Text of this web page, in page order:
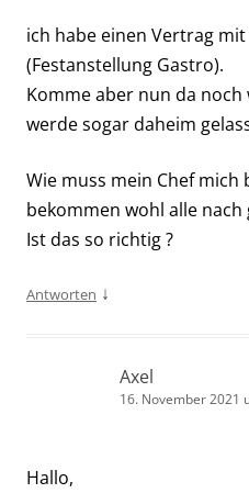
ich habe einen Vertrag mit
(Festanstellung Gastro).
Komme aber nun da
werde sogar daheim
Wie muss mein Chef mich
bekommen wohl alle
Ist das so richtig ?
Antworten ↓
Axel
16. November 2021
Hallo,